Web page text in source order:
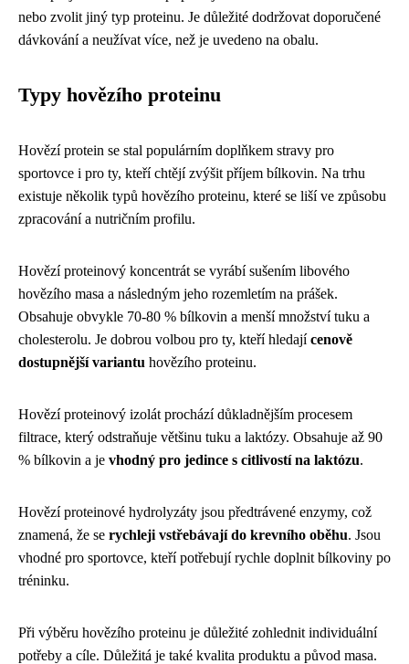
nebo zvolit jiný typ proteinu. Je důležité dodržovat doporučené
dávkování a neužívat více, než je uvedeno na obalu.
Typy hovězího proteinu
Hovězí protein se stal populárním doplňkem stravy pro
sportovce i pro ty, kteří chtějí zvýšit příjem bílkovin. Na trhu
existuje několik typů hovězího proteinu, které se liší ve způsobu
zpracování a nutričním profilu.
Hovězí proteinový koncentrát se vyrábí sušením libového
hovězího masa a následným jeho rozemletím na prášek.
Obsahuje obvykle 70-80 % bílkovin a menší množství tuku a
cholesterolu. Je dobrou volbou pro ty, kteří hledajícenově
dostupnější variantu hovězího proteinu.
Hovězí proteinový izolát prochází důkladnějším procesem
filtrace, který odstraňuje většinu tuku a laktózy. Obsahuje až 90
% bílkovin a je vhodný pro jedince s citlivostí na laktózu.
Hovězí proteinové hydrolyzáty jsou předtrávené enzymy, což
znamená, že se rychleji vstřebávají do krevního oběhu. Jsou
vhodné pro sportovce, kteří potřebují rychle doplnit bílkoviny po
tréninku.
Při výběru hovězího proteinu je důležité zohlednit individuální
potřeby a cíle. Důležitá je také kvalita produktu a původ masa.